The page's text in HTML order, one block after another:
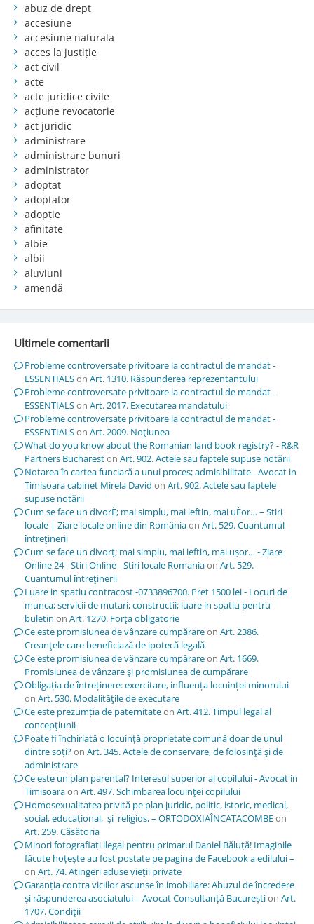
abuz de drept
accesiune
accesiune naturala
acces la justiție
act civil
acte
acte juridice civile
acțiune revocatorie
act juridic
administrare
administrare bunuri
administrator
adoptat
adoptator
adopție
afinitate
albie
albii
aluviuni
amendă
Ultimele comentarii
Probleme controversate privitoare la contractul de mandat -
ESSENTIALSon Art. 1310. Răspunderea reprezentantului
Probleme controversate privitoare la contractul de mandat -
ESSENTIALSon Art. 2017. Executarea mandatului
Probleme controversate privitoare la contractul de mandat -
ESSENTIALSon Art. 2009. Noţiunea
What do you know about the Romanian land book registry? - R&R
Partners Buchareston Art. 902. Actele sau faptele supuse notării
Notarea în cartea funciară a unui proces; admisibilitate - Avocat in
Timisoara cabinet Mirela David on Art. 902. Actele sau faptele
supuse notării
Cum se face un divorÈ; mai simplu, mai ieftin, mai uÈor… – Stiri
locale | Ziare locale online din Româniaon Art. 529. Cuantumul
întreţinerii
Cum se face un divorț; mai simplu, mai ieftin, mai ușor… - Ziare
Online 24 - Stiri Online - Stiri locale Romaniaon Art. 529.
Cuantumul întreţinerii
Luare in spatiu contracost -0733896700. Pret 1500 lei - Locuri de
munca; servicii de mutari; constructii; luare in spatiu pentru
buletin on Art. 1270. Forţa obligatorie
Ce este promisiunea de vânzare cumpărareon Art. 2386.
Creanţele care beneficiază de ipotecă legală
Ce este promisiunea de vânzare cumpărareon Art. 1669.
Promisiunea de vânzare şi promisiunea de cumpărare
Obligația de întreținere: exercitare, influența locuinței minorului
on Art. 530. Modalităţile de executare
Ce este prezumția de paternitateon Art. 412. Timpul legal al
concepţiunii
Poate fi închiriată o locuință proprietate comună doar de unul
dintre soți?on Art. 345. Actele de conservare, de folosinţă şi de
administrare
Ce este un plan parental? Interesul superior al copilului - Avocat in
Timisoaraon Art. 497. Schimbarea locuinţei copilului
Homosexualitatea privită pe plan juridic, politic, istoric, medical,
social, educațional, și religios, – ORTODOXIAÎNCATACOMBEon
Art. 259. Căsătoria
Minori fotografiați ilegal pentru primarul Daniel Băluță! Imaginile
făcute hoțește au fost postate pe pagina de Facebook a edilului –
on Art. 74. Atingeri aduse vieţii private
Garanția contra viciilor ascunse în imobiliare: Abuzul de încredere
și răspunderea asociatului – Avocat Consultanță Bucureștion Art.
1707. Condiţii